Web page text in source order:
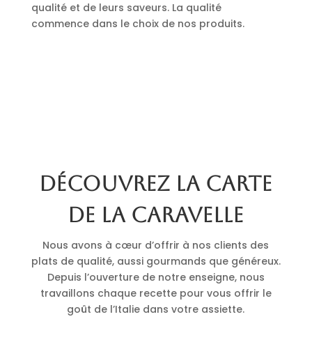
qualité et de leurs saveurs. La qualité
commence dans le choix de nos produits.
Découvrez la carte
de La Caravelle
Nous avons à cœur d’offrir à nos clients des
plats de qualité, aussi gourmands que généreux.
Depuis l’ouverture de notre enseigne, nous
travaillons chaque recette pour vous offrir le
goût de l’Italie dans votre assiette.